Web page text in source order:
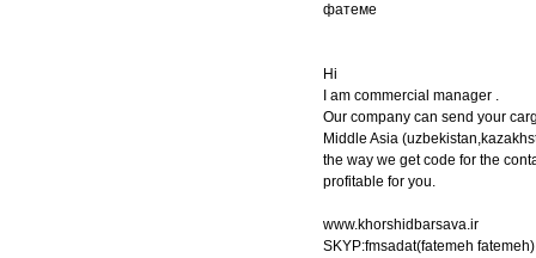
фатеме
Hi
I am commercial manager .
Our company can send your
Middle Asia
the way we get code for the
profitable for you.
www.khorshidbarsava.ir
SKYP:fmsadat(fatemeh fatemeh)